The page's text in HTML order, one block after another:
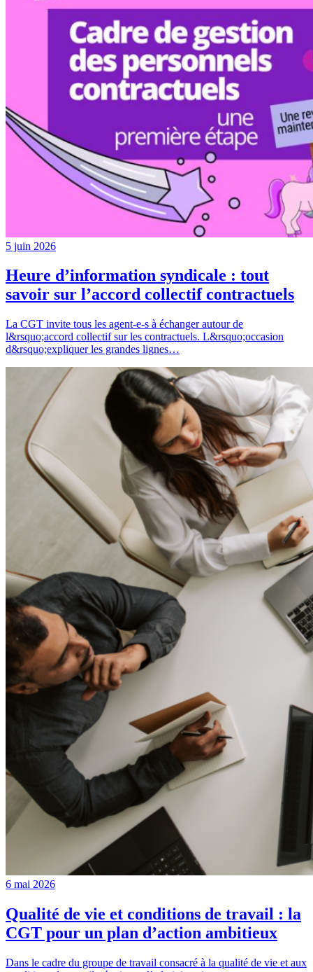
5 juin 2026
Heure d’information syndicale : tout
savoir sur l’accord collectif contractuels
La CGT invite tous les agent-e-s à échanger autour de
l&rsquo;accord collectif sur les contractuels. L&rsquo;occasion
d&rsquo;expliquer les grandes lignes…
6 mai 2026
Qualité de vie et conditions de travail : la
CGT pour un plan d’action ambitieux
Dans le cadre du groupe de travail consacré à la qualité de vie et aux